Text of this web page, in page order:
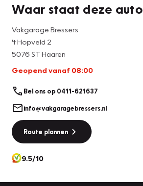
Het Hopveld 2
Tel: 0411-621637
info@vakgaragebressers.nl
Waar staat deze auto
Vakgarage Bressers
't Hopveld 2
5076 ST Haaren
Geopend vanaf 08:00
Bel ons op 0411-621637
info@vakgaragebressers.nl
Route plannen
9.5/10